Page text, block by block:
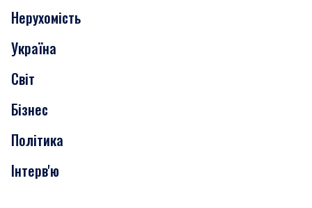
Події
Скандали
Нерухомість
Транспорт
Нерухомість
Україна
Світ
Бізнес
Політика
Інтерв'ю